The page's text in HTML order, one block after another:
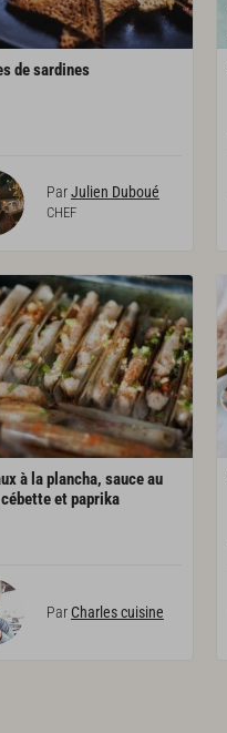
desardines
ParJulien Duboué
CHEF
à la plancha, sauce au
et paprika
Par Charles cuisine